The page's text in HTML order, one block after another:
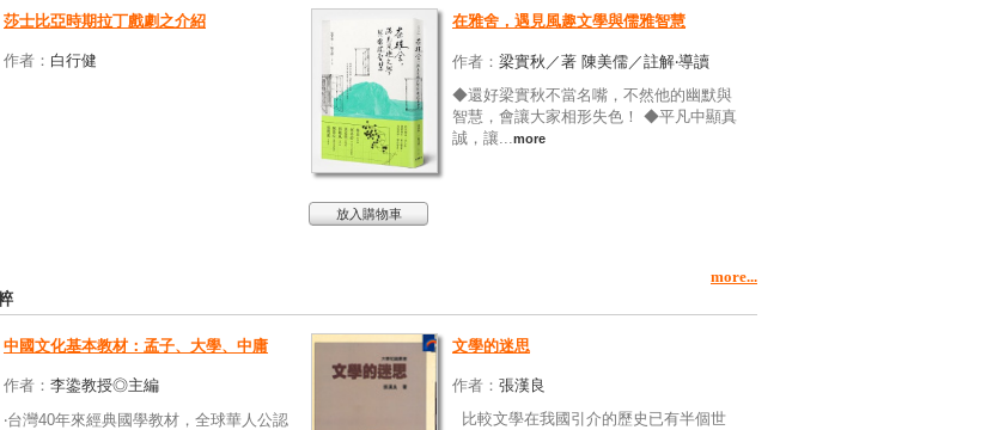
莎士比亞時期拉丁戲劇之介紹
作者： 白行健
在雅舍，遇見風趣文學與儒雅智慧
作者： 梁實秋／著 陳美儒／註解‧導讀
◆還好梁實秋不當名嘴，不然他的幽默與
智慧，會讓大家相形失色！ ◆平凡中顯真
誠，讓...more
放入購物車
more...
中國文化基本教材：孟子、大學、中庸
作者： 李鍌教授◎主編
‧台灣40年來經典國學教材，全球華人公認
文學的迷思
作者： 張漢良
比較文學在我國引介的歷史已有半個世